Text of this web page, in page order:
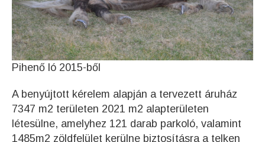
Pihenő ló 2015-ből
A benyújtott kérelem alapján a tervezett áruház
7347 m2 területen 2021 m2 alapterületen
létesülne, amelyhez 121 darab parkoló, valamint
1485m2 zöldfelület kerülne biztosításra a telken